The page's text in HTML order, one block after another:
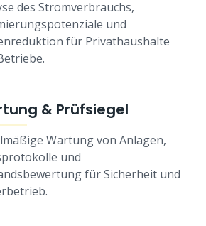
des Stromverbrauchs,
und
für Privathaushalte
& Prüfsiegel
Wartung von Anlagen,
und
für Sicherheit und